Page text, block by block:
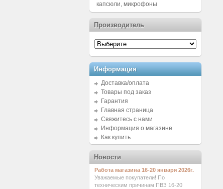
капсюли, микрофоны
Производитель
Информация
Доставка/оплата
Товары под заказ
Гарантия
Главная страница
Свяжитесь с нами
Информация о магазине
Как купить
Новости
Работа магазина 16-20 января 2026г.
Уважаемые покупатели! По
техническим причинам ПВЗ 16-20